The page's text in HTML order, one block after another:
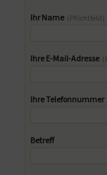
Ihr Name (Pflichtfeld)
Ihre E-Mail-Adresse
Ihre Telefonnummer
Betreff